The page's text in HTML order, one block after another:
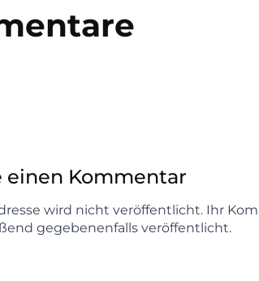
einen Kommentar
wird nicht veröffentlicht. Ihr
gegebenenfalls veröffentlicht.